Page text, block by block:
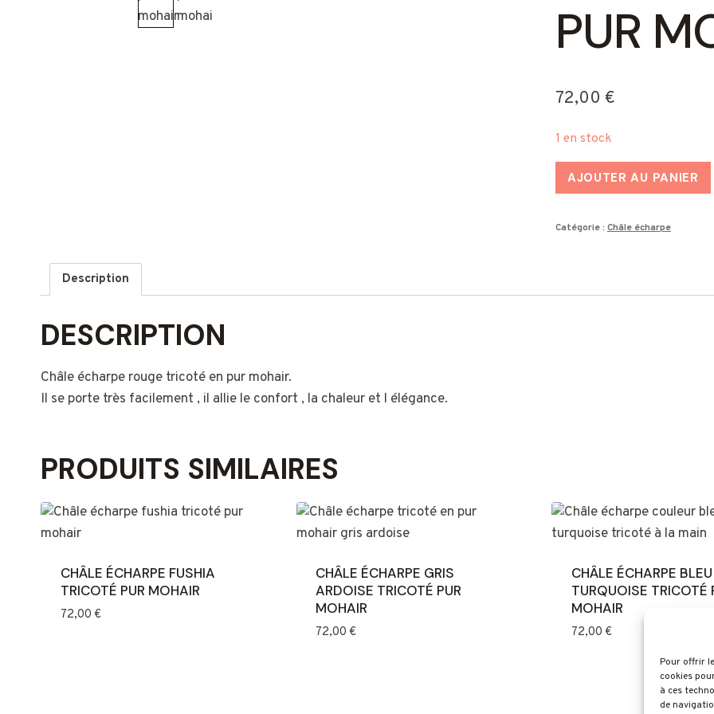
Pour offrir
cookies
à ces
de
PUR
72,00 €
1 en stock
quantité
de
écharpe
en
AJOUTER AU PANIER
Catégorie : Châle écharpe
Description
DESCRIPTION
Châle écharpe rouge tricoté en pur mohair.
Il se porte très facilement , il allie le confort , la chaleur et l élégance.
PRODUITS SIMILAIRES
CHÂLE ÉCHARPE FUSHIA
TRICOTÉ PUR MOHAIR
72,00 €
CHÂLE ÉCHARPE GRIS
ARDOISE TRICOTÉ PUR
MOHAIR
72,00 €
CHÂLE ÉCHARPE BLEU
TURQUOISE TRICOTÉ
MOHAIR
72,00 €